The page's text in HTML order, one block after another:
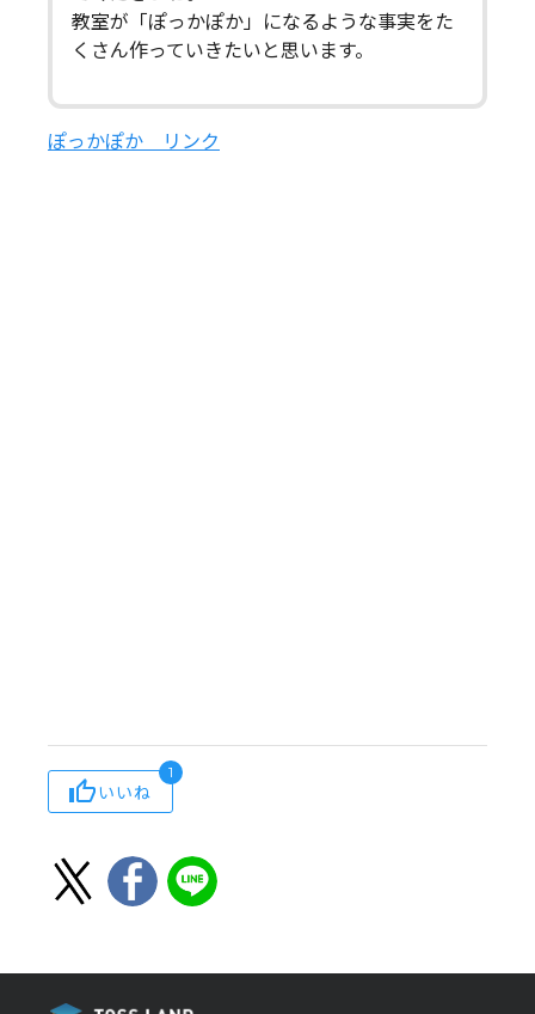
教室が「ぽっかぽか」になるような事実をた
くさん作っていきたいと思います。
ぽっかぽか リンク
いいね
1